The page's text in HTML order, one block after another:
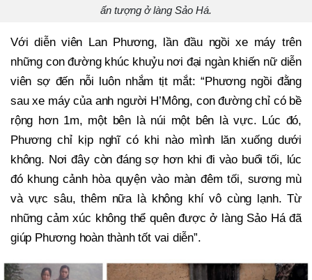
ấn tượng ở làng Sảo Há.
Với diễn viên Lan Phương, lần đầu ngồi xe máy trên
những con đường khúc khuỷu nơi đại ngàn khiến nữ diễn
viên sợ đến nỗi luôn nhắm tịt mắt: “Phương ngồi đằng
sau xe máy của anh người H’Mông, con đường chỉ có bề
rộng hơn 1m, một bên là núi một bên là vực. Lúc đó,
Phương chỉ kịp nghĩ có khi nào mình lăn xuống dưới
không. Nơi đây còn đáng sợ hơn khi đi vào buổi tối, lúc
đó khung cảnh hòa quyện vào màn đêm tối, sương mù
và vực sâu, thêm nữa là không khí vô cùng lạnh. Từ
những cảm xúc không thể quên được ở làng Sảo Há đã
giúp Phương hoàn thành tốt vai diễn”.